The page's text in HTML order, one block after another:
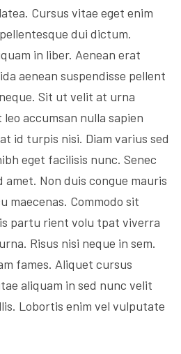
Cursus vitae eget enim
dui dictum.
in liber. Aenean erat
aenean suspendisse pellent
Sit ut velit at urna
accumsan nulla sapien
id turpis nisi. Diam varius sed
eget facilisis nunc. Senec
Non duis congue mauris
maecenas. Commodo sit
partu rient volu tpat viverra
Risus nisi neque in sem.
fames. Aliquet cursus
aliquam in sed nunc velit
Lobortis enim vel vulputate